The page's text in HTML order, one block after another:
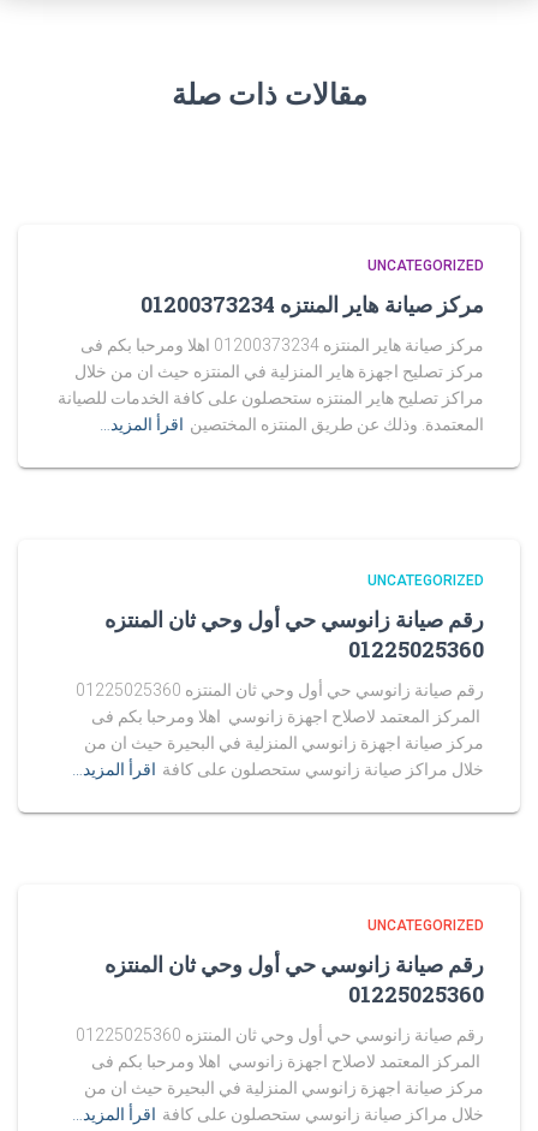
مقالات ذات صلة
UNCATEGORIZED
مركز صيانة هاير المنتزه 01200373234
مركز صيانة هاير المنتزه 01200373234 اهلا ومرحبا بكم فى
مركز تصليح اجهزة هاير المنزلية في المنتزه حيث ان من خلال
مراكز تصليح هاير المنتزه ستحصلون على كافة الخدمات للصيانة
المعتمدة. وذلك عن طريق المنتزه المختصين اقرأ المزيد…
UNCATEGORIZED
رقم صيانة زانوسي حي أول وحي ثان المنتزه
01225025360
رقم صيانة زانوسي حي أول وحي ثان المنتزه 01225025360
المركز المعتمد لاصلاح اجهزة زانوسي اهلا ومرحبا بكم فى
مركز صيانة اجهزة زانوسي المنزلية في البحيرة حيث ان من
خلال مراكز صيانة زانوسي ستحصلون على كافة اقرأ المزيد…
UNCATEGORIZED
رقم صيانة زانوسي حي أول وحي ثان المنتزه
01225025360
رقم صيانة زانوسي حي أول وحي ثان المنتزه 01225025360
المركز المعتمد لاصلاح اجهزة زانوسي اهلا ومرحبا بكم فى
مركز صيانة اجهزة زانوسي المنزلية في البحيرة حيث ان من
خلال مراكز صيانة زانوسي ستحصلون على كافة اقرأ المزيد…